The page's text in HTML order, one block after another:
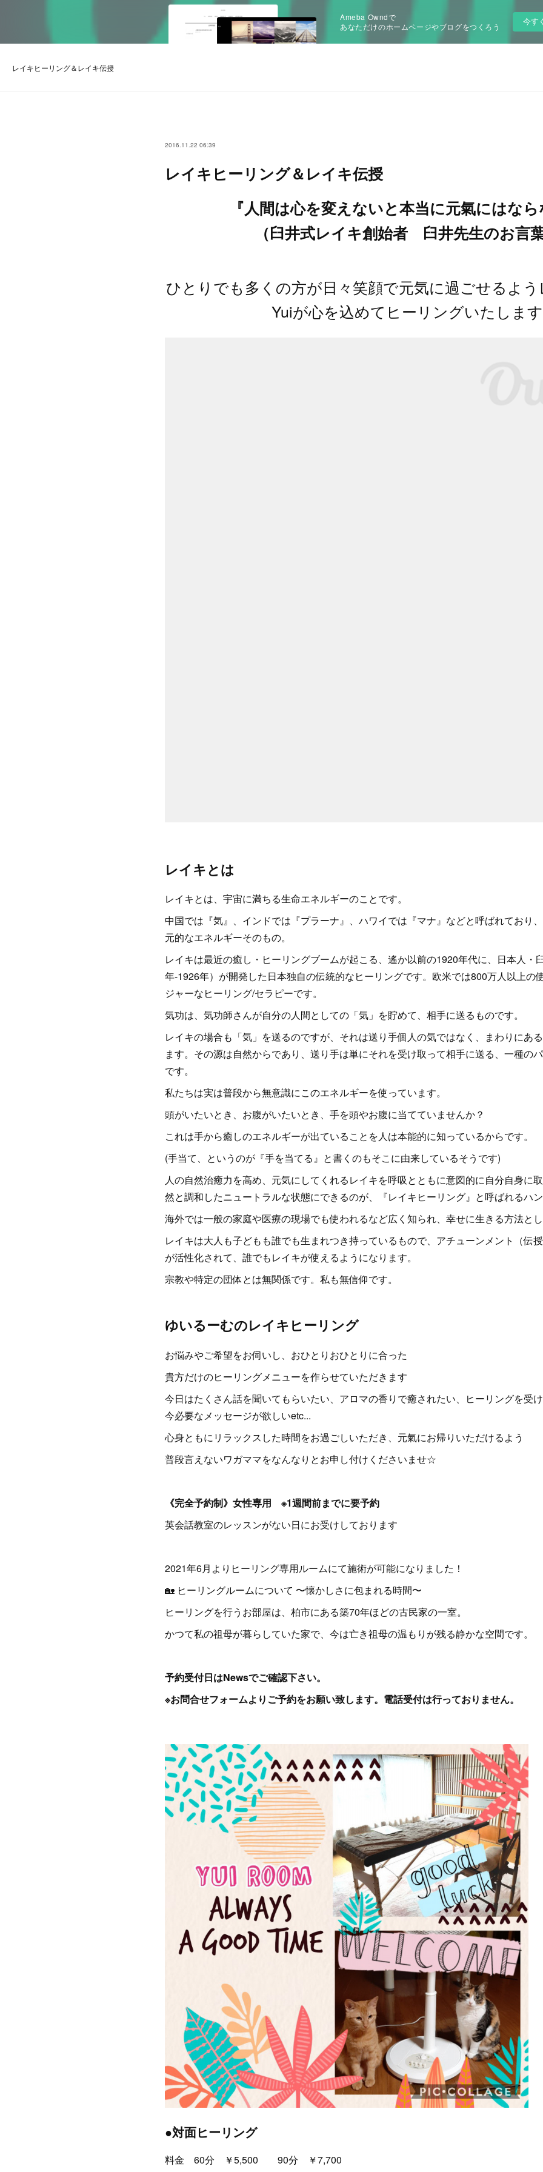
Ameba Owndで
あなただけのホームページやブログをつくろう
今す
レイキヒーリング＆レイキ伝授
2016.11.22 06:39
レイキヒーリング＆レイキ伝授
『人間は心を変えないと本当に元氣にはなら
（臼井式レイキ創始者 臼井先生のお言葉
ひとりでも多くの方が日々笑顔で元気に過ごせるよ
Yuiが心を込めてヒーリングいたします
レイキとは
レイキとは、宇宙に満ちる生命エネルギーのことです。
中国では『気』、インドでは『プラーナ』、ハワイでは『マナ』などと呼ばれており
元的なエネルギーそのもの。
レイキは最近の癒し・ヒーリングブームが起こる、遙か以前の1920年代に、日本人・
年-1926年）が開発した日本独自の伝統的なヒーリングです。欧米では800万人以上の
ジャーなヒーリング/セラピーです。
気功は、気功師さんが自分の人間としての「気」を貯めて、相手に送るものです。
レイキの場合も「気」を送るのですが、それは送り手個人の気ではなく、まわりにあ
ます。その源は自然からであり、送り手は単にそれを受け取って相手に送る、一種の
です。
私たちは実は普段から無意識にこのエネルギーを使っています。
頭がいたいとき、お腹がいたいとき、手を頭やお腹に当てていませんか？
これは手から癒しのエネルギーが出ていることを人は本能的に知っているからです。
(手当て、というのが『手を当てる』と書くのもそこに由来しているそうです)
人の自然治癒力を高め、元気にしてくれるレイキを呼吸とともに意図的に自分自身に
然と調和したニュートラルな状態にできるのが、『レイキヒーリング』と呼ばれるハン
海外では一般の家庭や医療の現場でも使われるなど広く知られ、幸せに生きる方法とし
レイキは大人も子どもも誰でも生まれつき持っているもので、アチューンメント（伝
が活性化されて、誰でもレイキが使えるようになります。
宗教や特定の団体とは無関係です。私も無信仰です。
ゆいるーむのレイキヒーリング
お悩みやご希望をお伺いし、おひとりおひとりに合った
貴方だけのヒーリングメニューを作らせていただきます
今日はたくさん話を聞いてもらいたい、アロマの香りで癒されたい、ヒーリングを受け
今必要なメッセージが欲しいetc...
心身ともにリラックスした時間をお過ごしいただき、元氣にお帰りいただけるよう
普段言えないワガママをなんなりとお申し付けくださいませ☆
《完全予約制》女性専用 ※1週間前までに要予約
英会話教室のレッスンがない日にお受けしております
2021年6月よりヒーリング専用ルームにて施術が可能になりました！
🏡 ヒーリングルームについて 〜懐かしさに包まれる時間〜
ヒーリングを行うお部屋は、柏市にある築70年ほどの古民家の一室。
かつて私の祖母が暮らしていた家で、今は亡き祖母の温もりが残る静かな空間です。
予約受付日はNewsでご確認下さい。
※お問合せフォームよりご予約をお願い致します。電話受付は行っておりません。
●対面ヒーリング
料金 60分 ￥5,500 90分 ￥7,700